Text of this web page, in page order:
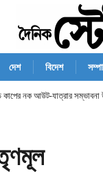
দেশ বিদেশ
কাপের নক আউট-যাত্রার